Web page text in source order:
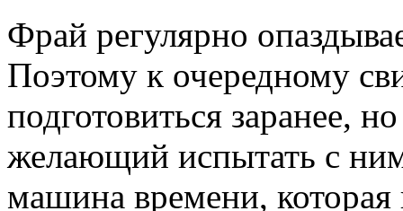
Фрай регулярно
Поэтому к очередному
подготовиться заранее,
желающий испытать с
машина времени, которая